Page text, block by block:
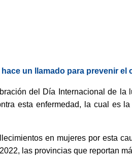
un llamado para prevenir el
del Día Internacional de
esta enfermedad, la cual es
en mujeres por esta
las provincias que reportan